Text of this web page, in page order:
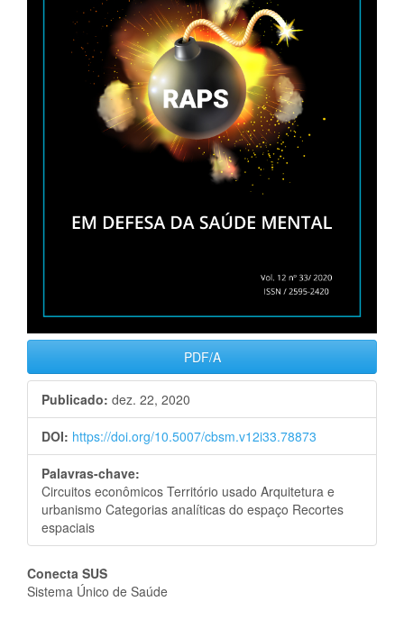
PDF/A
Publicado: dez. 22, 2020
DOI: https://doi.org/10.5007/cbsm.v12i33.78873
Palavras-chave:
Circuitos econômicos Território usado Arquitetura e
urbanismo Categorias analíticas do espaço Recortes
espaciais
Conteúdo
Conecta SUS
Sistema Único de Saúde